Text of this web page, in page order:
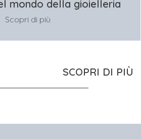
mondo della gioielleria
Scopri di più
SCOPRI DI PIÙ